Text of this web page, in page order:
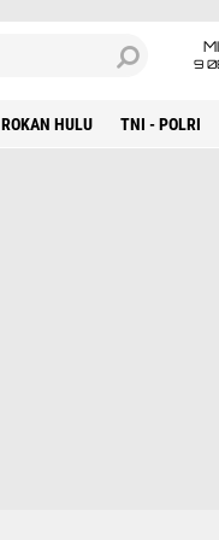
9
ROKAN HULU TNI - POLRI